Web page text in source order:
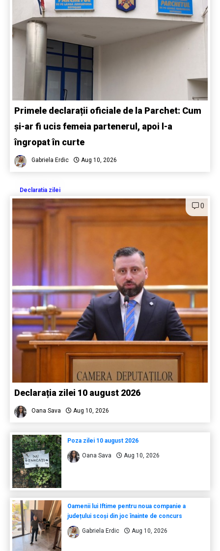
Primele declarații oficiale de la Parchet: Cum
și-ar fi ucis femeia partenerul, apoi l-a
îngropat în curte
Gabriela Erdic Aug 10, 2026
Declaratia zilei
0
Declarația zilei 10 august 2026
Oana Sava Aug 10, 2026
Poza zilei 10 august 2026
Oana Sava Aug 10, 2026
Oamenii lui Iftime pentru noua companie a
județului scoși din joc înainte de concurs
Gabriela Erdic Aug 10, 2026